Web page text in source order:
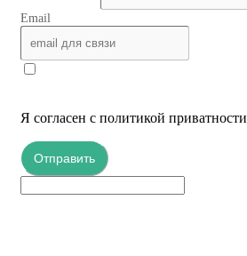
Email
Я согласен с политикой приватности
Отправить